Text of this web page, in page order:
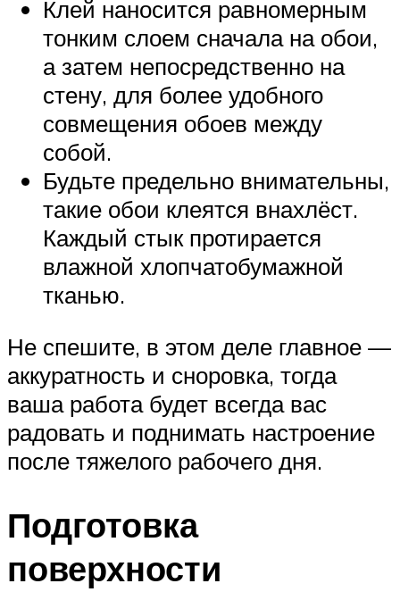
Клей наносится равномерным
тонким слоем сначала на обои,
а затем непосредственно на
стену, для более удобного
совмещения обоев между
собой.
Будьте предельно внимательны,
такие обои клеятся внахлёст.
Каждый стык протирается
влажной хлопчатобумажной
тканью.
Не спешите, в этом деле главное —
аккуратность и сноровка, тогда
ваша работа будет всегда вас
радовать и поднимать настроение
после тяжелого рабочего дня.
Подготовка
поверхности